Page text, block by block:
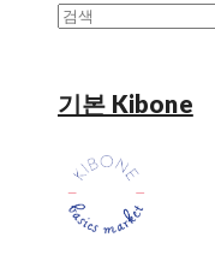
기본 Kibone